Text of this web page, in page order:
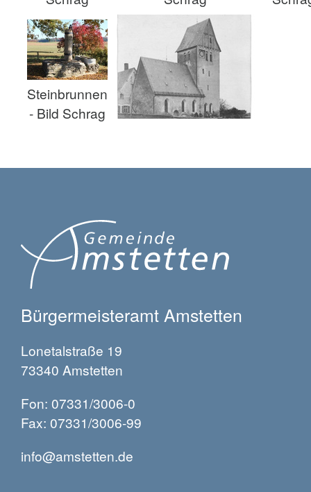
Steinbrunnen
- Bild Schrag
Bürgermeisteramt Amstetten
Lonetalstraße 19
73340 Amstetten
Fon: 07331/3006-0
Fax: 07331/3006-99
info@amstetten.de